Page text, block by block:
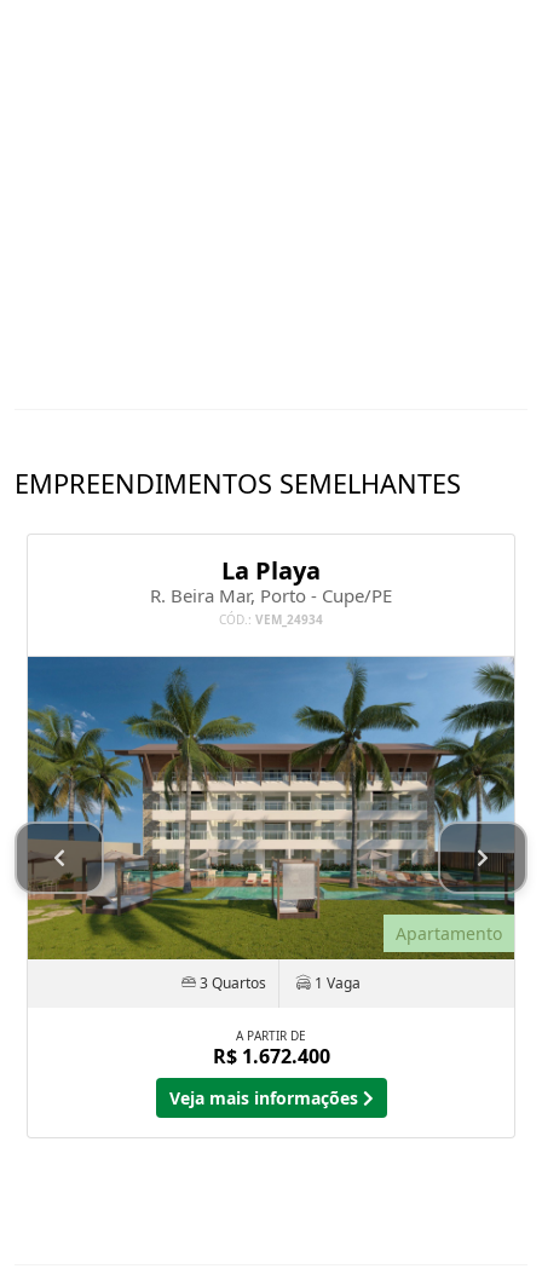
EMPREENDIMENTOS SEMELHANTES
La Playa
R. Beira Mar, Porto - Cupe/PE
CÓD.: VEM_24934
Apartamento
3 Quartos 1 Vaga
A PARTIR DE
R$ 1.672.400
Veja mais informações